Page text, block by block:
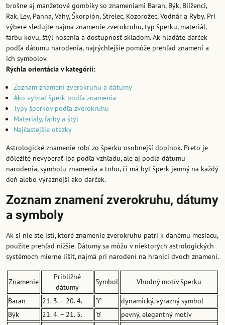
brošne aj manžetové gombíky so znameniami Baran, Býk, Blíženci,
Rak, Lev, Panna, Váhy, Škorpión, Strelec, Kozorožec, Vodnár a Ryby. Pri
výbere sledujte najmä znamenie zverokruhu, typ šperku, materiál,
farbu kovu, štýl nosenia a dostupnosť skladom. Ak hľadáte darček
podľa dátumu narodenia, najrýchlejšie pomôže prehľad znamení a
ich symbolov.
Rýchla orientácia v kategórii:
Zoznam znamení zverokruhu a dátumy
Ako vybrať šperk podľa znamenia
Typy šperkov podľa zverokruhu
Materiály, farby a štýl
Najčastejšie otázky
Astrologické znamenie robí zo šperku osobnejší doplnok. Preto je
dôležité nevyberať iba podľa vzhľadu, ale aj podľa dátumu
narodenia, symbolu znamenia a toho, či má byť šperk jemný na každý
deň alebo výraznejší ako darček.
Zoznam znamení zverokruhu, dátumy
a symboly
Ak si nie ste istí, ktoré znamenie zverokruhu patrí k danému mesiacu,
použite prehľad nižšie. Dátumy sa môžu v niektorých astrologických
systémoch mierne líšiť, najmä pri narodení na hranici dvoch znamení.
Znamenie
Približné
dátumy
Symbol Vhodný motív šperku
Baran 21. 3. – 20. 4. ♈
dynamický, výrazný symbol
Býk
21. 4. – 21. 5. ♉
pevný, elegantný motív